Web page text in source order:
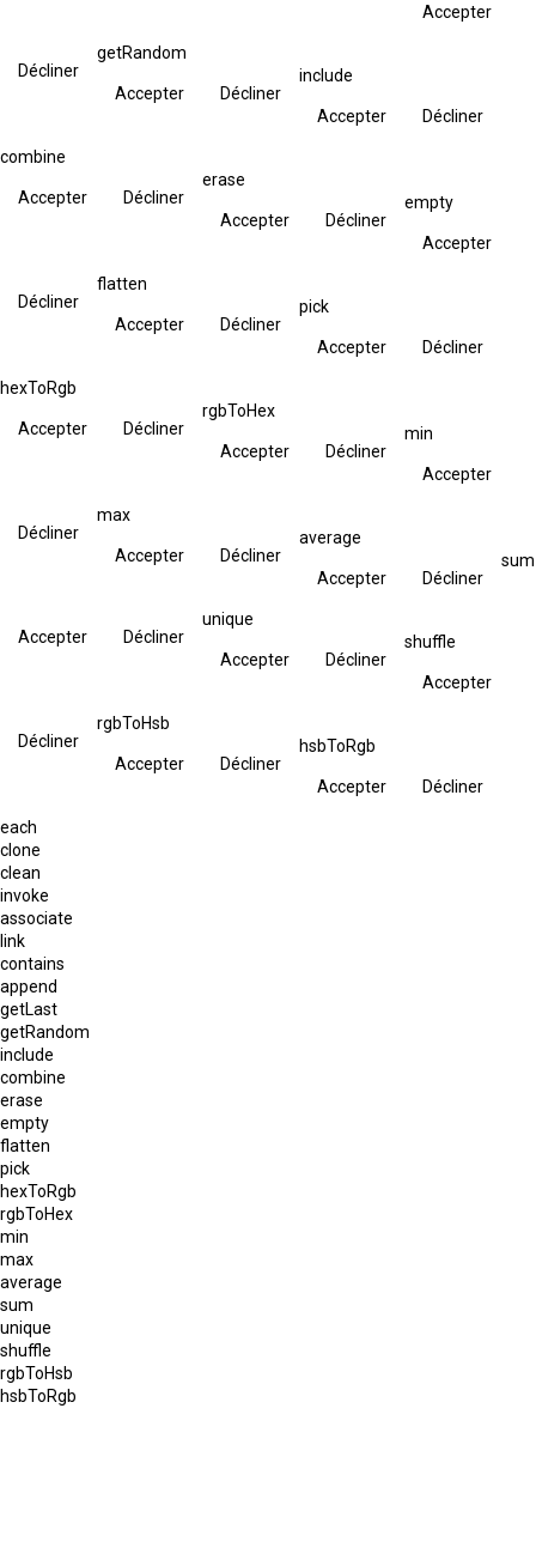
Accepter
Décliner
getRandom
Accepter Décliner
include
Accepter Décliner
combine
Accepter Décliner
erase
Accepter Décliner
empty
Accepter
Décliner
flatten
Accepter Décliner
pick
Accepter Décliner
hexToRgb
Accepter Décliner
rgbToHex
Accepter Décliner
min
Accepter
Décliner
max
Accepter Décliner
average
Accepter Décliner
sum
Accepter Décliner
unique
Accepter Décliner
shuffle
Accepter
Décliner
rgbToHsb
Accepter Décliner
hsbToRgb
Accepter Décliner
each
clone
clean
invoke
associate
link
contains
append
getLast
getRandom
include
combine
erase
empty
flatten
pick
hexToRgb
rgbToHex
min
max
average
sum
unique
shuffle
rgbToHsb
hsbToRgb